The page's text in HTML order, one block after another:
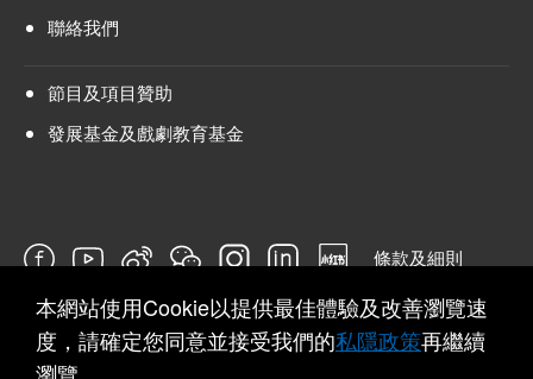
聯絡我們
節目及項目贊助
發展基金及戲劇教育基金
條款及細則
問卷
本網站使用Cookie以提供最佳體驗及改善瀏覽速
度，請確定您同意並接受我們的私隱政策再繼續